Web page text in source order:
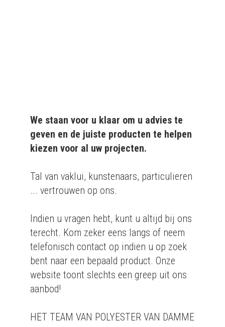
We staan voor u klaar om u advies te
geven en de juiste producten te helpen
kiezen voor al uw projecten.
Tal van vaklui, kunstenaars, particulieren
... vertrouwen op ons.
Indien u vragen hebt, kunt u altijd bij ons
terecht. Kom zeker eens langs of neem
telefonisch contact op indien u op zoek
bent naar een bepaald product. Onze
website toont slechts een greep uit ons
aanbod!
HET TEAM VAN POLYESTER VAN DAMME